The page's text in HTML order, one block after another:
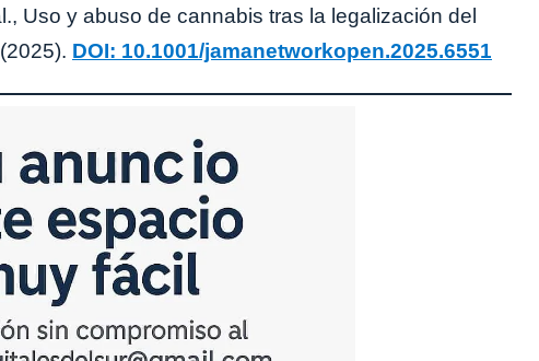
Uso y abuso de cannabis tras la legalización del
(2025). DOI: 10.1001/jamanetworkopen.2025.6551